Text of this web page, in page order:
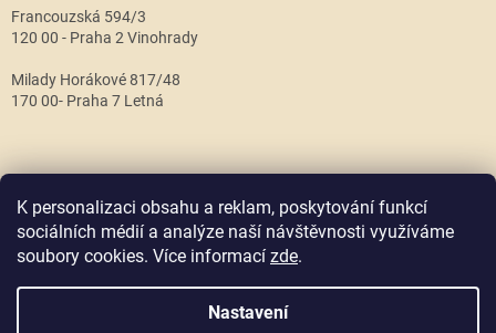
K personalizaci obsahu a reklam, poskytování funkcí
sociálních médií a analýze naší návštěvnosti využíváme
soubory cookies. Více informací zde.
Nastavení
Francouzská 594/3
120 00 - Praha 2 Vinohrady
Milady Horákové 817/48
170 00- Praha 7 Letná